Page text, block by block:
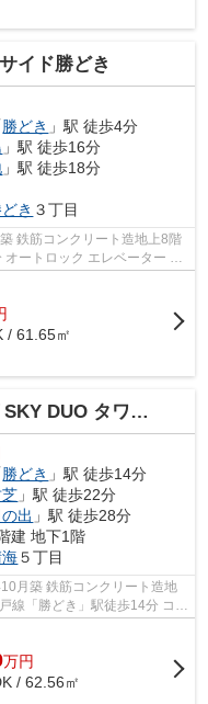
イド勝どき
勝どき 」駅 徒歩4分
」駅 徒歩16分
」駅 徒歩18分
き ３丁目
/ 61.65㎡
タワー棟（Sun Village）
勝どき 」駅 徒歩14分
」駅 徒歩22分
の出 」駅 徒歩28分
建 地下1階
５丁目
万円
/ 62.56㎡